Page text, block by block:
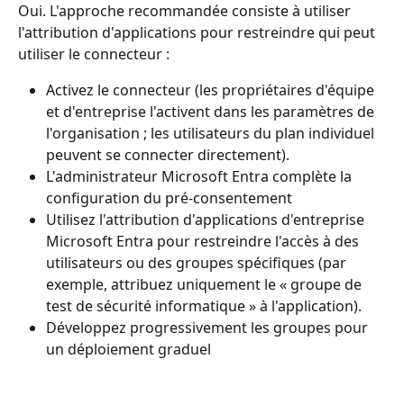
Oui. L'approche recommandée consiste à utiliser
l'attribution d'applications pour restreindre qui peut
utiliser le connecteur :
Activez le connecteur (les propriétaires d'équipe
et d'entreprise l'activent dans les paramètres de
l'organisation ; les utilisateurs du plan individuel
peuvent se connecter directement).
L'administrateur Microsoft Entra complète la
configuration du pré-consentement
Utilisez l'attribution d'applications d'entreprise
Microsoft Entra pour restreindre l'accès à des
utilisateurs ou des groupes spécifiques (par
exemple, attribuez uniquement le « groupe de
test de sécurité informatique » à l'application).
Développez progressivement les groupes pour
un déploiement graduel